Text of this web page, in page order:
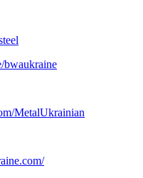
bwaukraine
MetalUkrainian